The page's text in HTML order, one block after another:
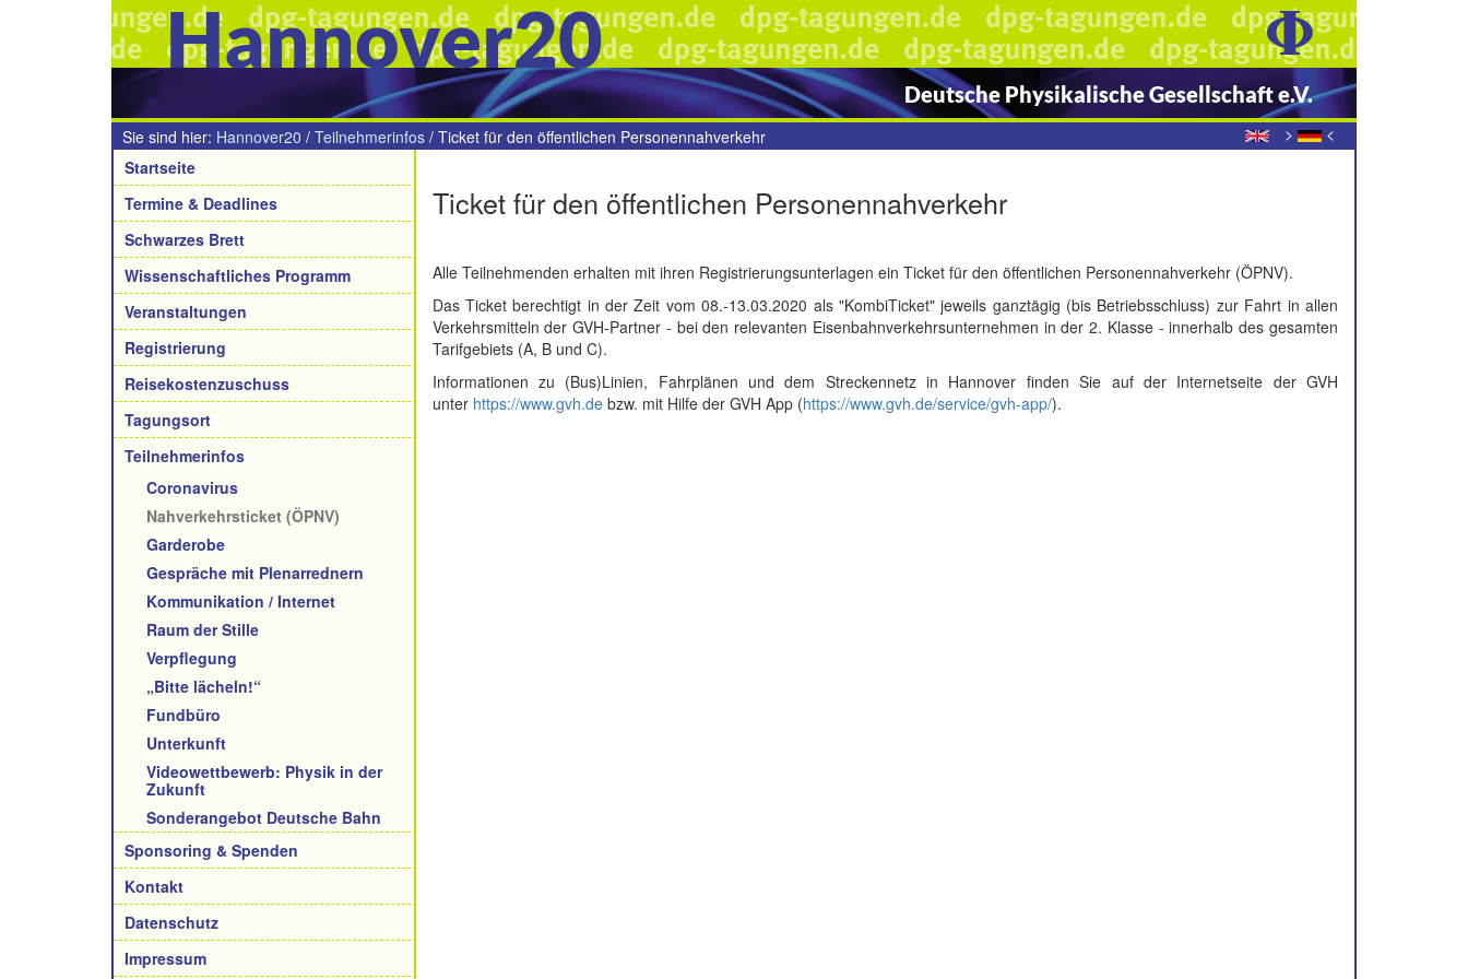
Hannover20
Deutsche Physikalische Gesellschaft e.V.
> <
Sie sind hier: Hannover20 / Teilnehmerinfos / Ticket für den öffentlichen Personennahverkehr
Navigation
Startseite
Termine & Deadlines
Schwarzes Brett
Wissenschaftliches Programm
Veranstaltungen
Registrierung
Reisekostenzuschuss
Tagungsort
Teilnehmerinfos
Coronavirus
Nahverkehrsticket (ÖPNV)
Garderobe
Gespräche mit Plenarrednern
Kommunikation / Internet
Raum der Stille
Verpflegung
„Bitte lächeln!“
Fundbüro
Unterkunft
Videowettbewerb: Physik in der
Zukunft
Sonderangebot Deutsche Bahn
Sponsoring & Spenden
Kontakt
Datenschutz
Impressum
Ticket für den öffentlichen Personennahverkehr
Alle Teilnehmenden erhalten mit ihren Registrierungsunterlagen ein Ticket für den öffentlichen Personennahverkehr (ÖPNV).
Das Ticket berechtigt in der Zeit vom 08.-13.03.2020 als "KombiTicket" jeweils ganztägig (bis Betriebsschluss) zur Fahrt in allen
Verkehrsmitteln der GVH-Partner - bei den relevanten Eisenbahnverkehrsunternehmen in der 2. Klasse - innerhalb des gesamten
Tarifgebiets (A, B und C).
Informationen zu (Bus)Linien, Fahrplänen und dem Streckennetz in Hannover finden Sie auf der Internetseite der GVH
unter https://www.gvh.debzw. mit Hilfe der GVH App (https://www.gvh.de/service/gvh-app/).